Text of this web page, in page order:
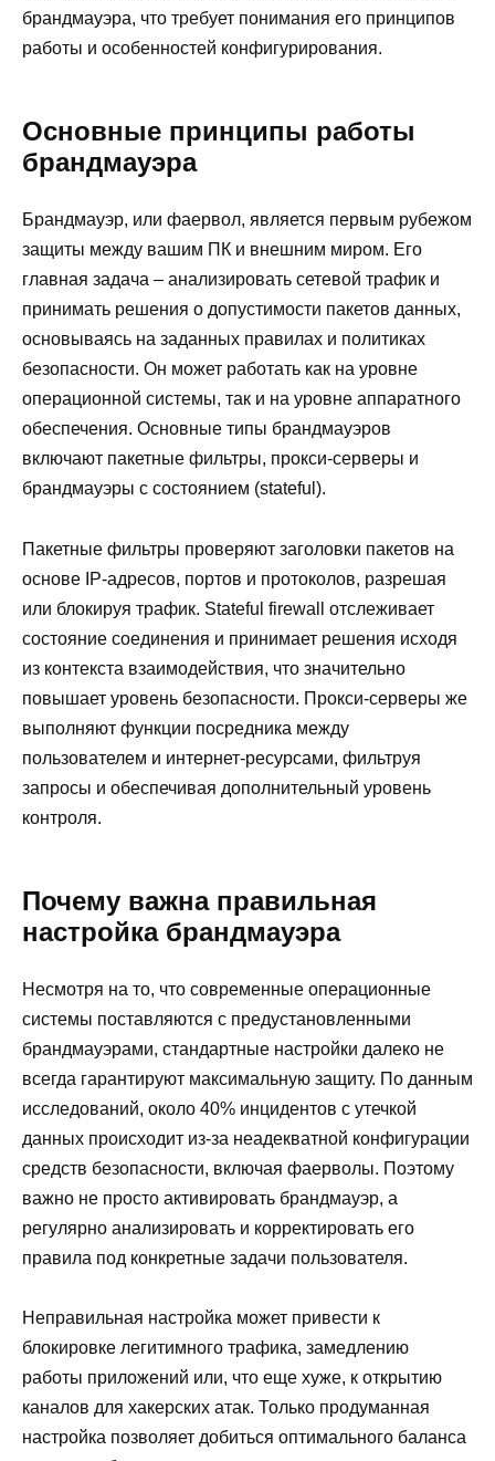
брандмауэра, что требует понимания его принципов
работы и особенностей конфигурирования.
Основные принципы работы
брандмауэра
Брандмауэр, или фаервол, является первым рубежом
защиты между вашим ПК и внешним миром. Его
главная задача – анализировать сетевой трафик и
принимать решения о допустимости пакетов данных,
основываясь на заданных правилах и политиках
безопасности. Он может работать как на уровне
операционной системы, так и на уровне аппаратного
обеспечения. Основные типы брандмауэров
включают пакетные фильтры, прокси-серверы и
брандмауэры с состоянием (stateful).
Пакетные фильтры проверяют заголовки пакетов на
основе IP-адресов, портов и протоколов, разрешая
или блокируя трафик. Stateful firewall отслеживает
состояние соединения и принимает решения исходя
из контекста взаимодействия, что значительно
повышает уровень безопасности. Прокси-серверы же
выполняют функции посредника между
пользователем и интернет-ресурсами, фильтруя
запросы и обеспечивая дополнительный уровень
контроля.
Почему важна правильная
настройка брандмауэра
Несмотря на то, что современные операционные
системы поставляются с предустановленными
брандмауэрами, стандартные настройки далеко не
всегда гарантируют максимальную защиту. По данным
исследований, около 40% инцидентов с утечкой
данных происходит из-за неадекватной конфигурации
средств безопасности, включая фаерволы. Поэтому
важно не просто активировать брандмауэр, а
регулярно анализировать и корректировать его
правила под конкретные задачи пользователя.
Неправильная настройка может привести к
блокировке легитимного трафика, замедлению
работы приложений или, что еще хуже, к открытию
каналов для хакерских атак. Только продуманная
настройка позволяет добиться оптимального баланса